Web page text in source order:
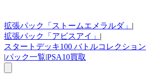
拡張パック 「ストームエメラルダ」 |
拡張パック
「アビスアイ」 |
スタートデッキ100 バトルコレクション
|パック一覧|PSA10買取